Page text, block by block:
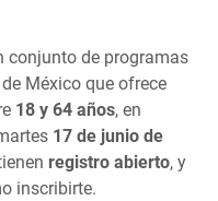
conjunto de programas
México que ofrece
18 y 64 años, en
17 de junio de
registro abierto, y
inscribirte.